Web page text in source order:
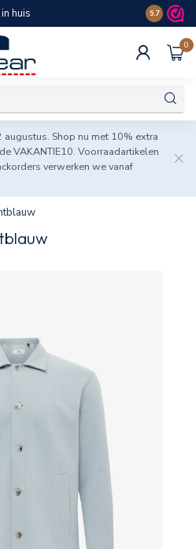
in huis Spaar
9.7
0
Shop nu met 10% extra
VAKANTIE10. Voorraadartikelen
verwerken we vanaf